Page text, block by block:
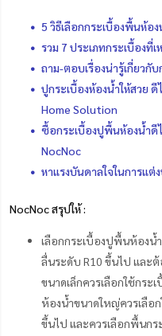
5 วิธีเลือกกระเบื้องพื้นห้อ
รวม 7 ประเภทกระเบื้องที่
ถาม-ตอบเรื่องน่ารู้เกี่ยวกั
ปูกระเบื้องห้องน้ำให้สวย
Home Solution
ซื้อกระเบื้องปูพื้นห้องน้ำดี
NocNoc
หาแรงบันดาลใจในการแต่
NocNoc สรุปให้ :
เลือกกระเบื้องปูพื้นห้องน้
ลื่นระดับ R10 ขึ้นไป และ
ขนาดเล็กควรเลือกใช้กระ
ห้องน้ำขนาดใหญ่ควรเลือ
ขึ้นไป และควรเลือกพื้นก